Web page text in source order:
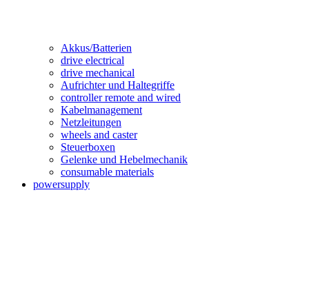
Akkus/Batterien
drive electrical
drive mechanical
Aufrichter und Haltegriffe
controller remote and wired
Kabelmanagement
Netzleitungen
wheels and caster
Steuerboxen
Gelenke und Hebelmechanik
consumable materials
powersupply